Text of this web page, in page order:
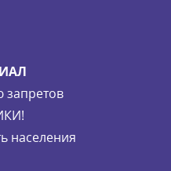
населения